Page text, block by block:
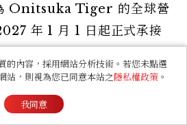
Onitsuka Tiger 的全球營
年 1 月 1 日起正式承接
仍屬於 ASICS 集團旗
的內容，採用網站分析技術。若您未點選
站，則視為您已同意本站之隱私權政策 。
我同意